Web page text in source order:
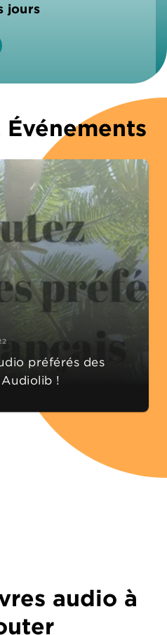
jours
préférés des
!
audio à